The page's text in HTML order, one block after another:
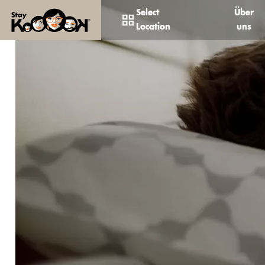
Select
Location
Über
uns